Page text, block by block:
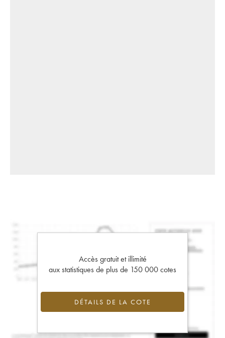
Accès gratuit et illimité
aux statistiques de plus de 150 000 cotes
DÉTAILS DE LA COTE